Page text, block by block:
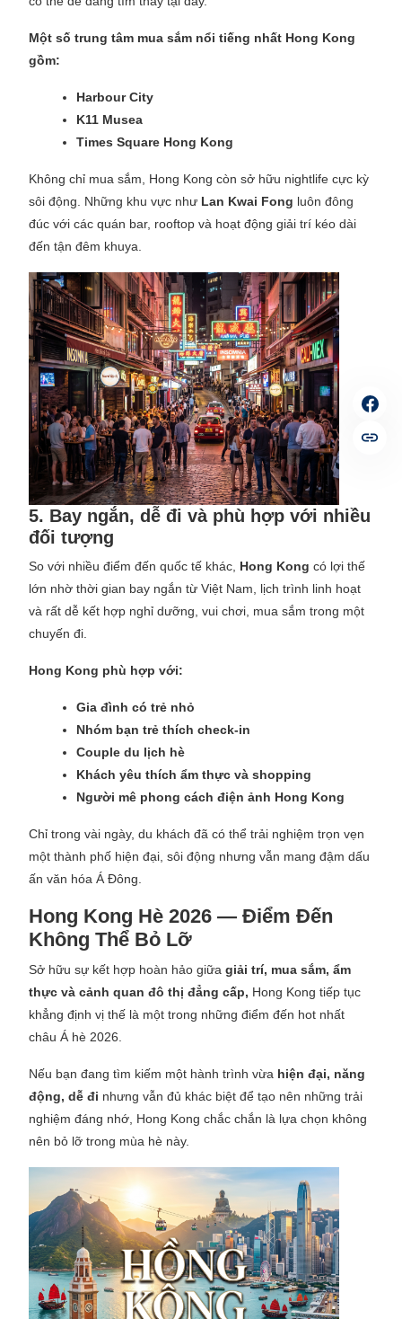
Một số trung tâm mua sắm nổi tiếng nhất Hong Kong
gồm:
Harbour City
K11 Musea
Times Square Hong Kong
Không chỉ mua sắm, Hong Kong còn sở hữu nightlife cực kỳ
sôi động. Những khu vực như Lan Kwai Fong luôn đông
đúc với các quán bar, rooftop và hoạt động giải trí kéo dài
đến tận đêm khuya.
5. Bay ngắn, dễ đi và phù hợp với nhiều
đối tượng
So với nhiều điểm đến quốc tế khác, Hong Kong có lợi thế
lớn nhờ thời gian bay ngắn từ Việt Nam, lịch trình linh hoạt
và rất dễ kết hợp nghỉ dưỡng, vui chơi, mua sắm trong một
chuyến đi.
Hong Kong phù hợp với:
Gia đình có trẻ nhỏ
Nhóm bạn trẻ thích check-in
Couple du lịch hè
Khách yêu thích ẩm thực và shopping
Người mê phong cách điện ảnh Hong Kong
Chỉ trong vài ngày, du khách đã có thể trải nghiệm trọn vẹn
một thành phố hiện đại, sôi động nhưng vẫn mang đậm dấu
ấn văn hóa Á Đông.
Hong Kong Hè 2026 — Điểm Đến
Không Thể Bỏ Lỡ
Sở hữu sự kết hợp hoàn hảo giữa giải trí, mua sắm, ẩm
thực và cảnh quan đô thị đẳng cấp, Hong Kong tiếp tục
khẳng định vị thế là một trong những điểm đến hot nhất
châu Á hè 2026.
Nếu bạn đang tìm kiếm một hành trình vừa hiện đại, năng
động, dễ đi nhưng vẫn đủ khác biệt để tạo nên những trải
nghiệm đáng nhớ, Hong Kong chắc chắn là lựa chọn không
nên bỏ lỡ trong mùa hè này.